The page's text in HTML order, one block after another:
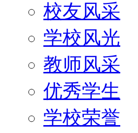
校友风采
学校风光
教师风采
优秀学生
学校荣誉